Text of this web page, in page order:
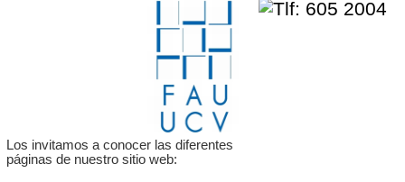
Los invitamos a conocer las diferentes
páginas de nuestro sitio web: